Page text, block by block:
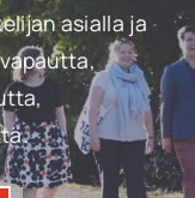
asialla ja